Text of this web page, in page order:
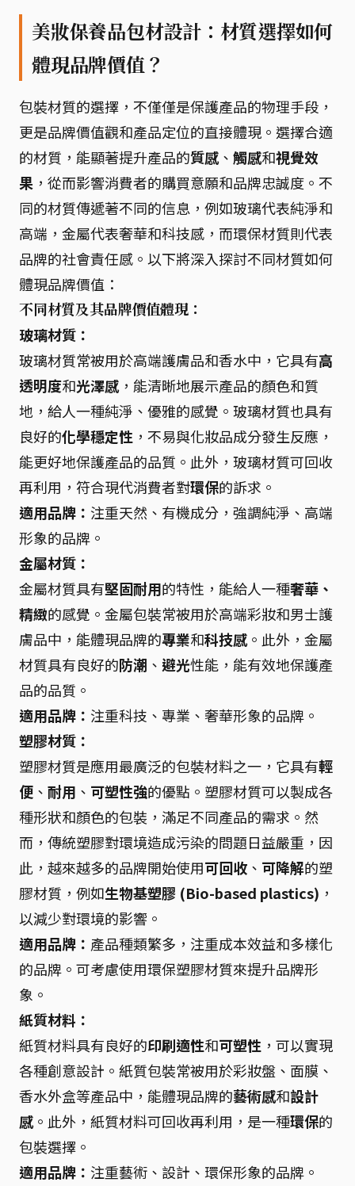
美妝保養品包材設計：材質選擇如何
體現品牌價值？
包裝材質的選擇，不僅僅是保護產品的物理手段，
更是品牌價值觀和產品定位的直接體現。選擇合適
的材質，能顯著提升產品的質感、 觸感和視覺效
果 ，從而影響消費者的購買意願和品牌忠誠度。不
同的材質傳遞著不同的信息，例如玻璃代表純淨和
高端，金屬代表奢華和科技感，而環保材質則代表
品牌的社會責任感。以下將深入探討不同材質如何
體現品牌價值：
不同材質及其品牌價值體現：
玻璃材質：
玻璃材質常被用於高端護膚品和香水中，它具有高
透明度和光澤感，能清晰地展示產品的顏色和質
地，給人一種純淨、優雅的感覺。玻璃材質也具有
良好的化學穩定性 ，不易與化妝品成分發生反應，
能更好地保護產品的品質。此外，玻璃材質可回收
再利用，符合現代消費者對環保的訴求。
適用品牌： 注重天然、有機成分，強調純淨、高端
形象的品牌。
金屬材質：
金屬材質具有堅固耐用的特性，能給人一種奢華、
精緻的感覺。金屬包裝常被用於高端彩妝和男士護
膚品中，能體現品牌的專業和科技感。此外，金屬
材質具有良好的防潮 、 避光性能，能有效地保護產
品的品質。
適用品牌： 注重科技、專業、奢華形象的品牌。
塑膠材質：
塑膠材質是應用最廣泛的包裝材料之一，它具有輕
便 、 耐用 、 可塑性強的優點。塑膠材質可以製成各
種形狀和顏色的包裝，滿足不同產品的需求。然
而，傳統塑膠對環境造成污染的問題日益嚴重，因
此，越來越多的品牌開始使用可回收 、 可降解的塑
膠材質，例如生物基塑膠 (Bio-based plastics) ，
以減少對環境的影響。
適用品牌： 產品種類繁多，注重成本效益和多樣化
的品牌。可考慮使用環保塑膠材質來提升品牌形
象。
紙質材料：
紙質材料具有良好的印刷適性和可塑性 ，可以實現
各種創意設計。紙質包裝常被用於彩妝盤、面膜、
香水外盒等產品中，能體現品牌的藝術感和設計
感。此外，紙質材料可回收再利用，是一種環保的
包裝選擇。
適用品牌： 注重藝術、設計、環保形象的品牌。